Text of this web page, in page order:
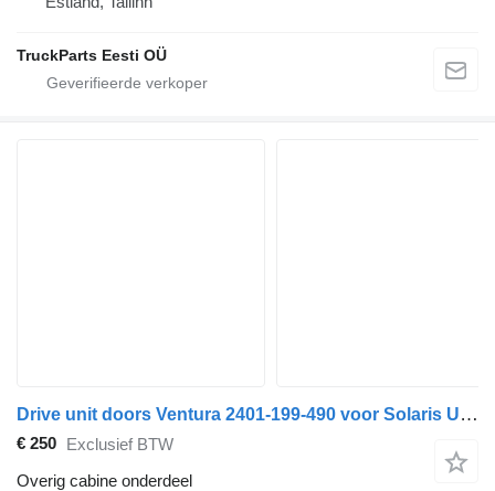
TruckParts Eesti OÜ
Drive unit doors Ventura 2401-199-490 voor Solaris Urbino, Alpino, Vacanza (1999-) bus
€ 250 Exclusief BTW
Overig cabine onderdeel